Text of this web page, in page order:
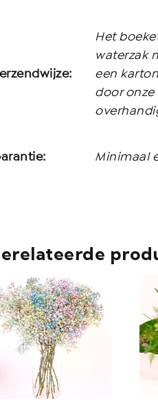
Het
waterzak
een
door onze
Minimaal